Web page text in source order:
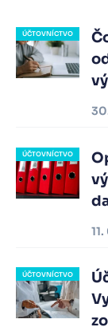
ÚČTOVNÍCTVO
ÚČTOVNÍCTVO
ÚČTOVNÍCTVO